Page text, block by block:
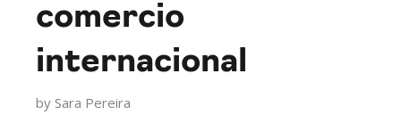
comercio
internacional
by Sara Pereira